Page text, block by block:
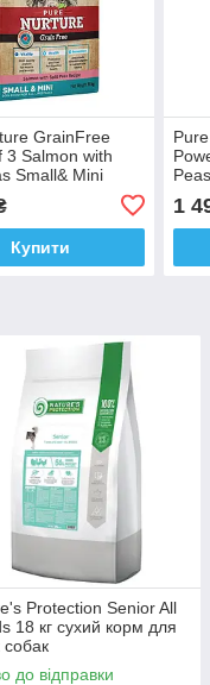
GrainFree
3 Salmon with
Small& Mini
на всіх
з лос.
Купити
1
Protection Senior All
18 кг сухий корм для
собак
до відправки